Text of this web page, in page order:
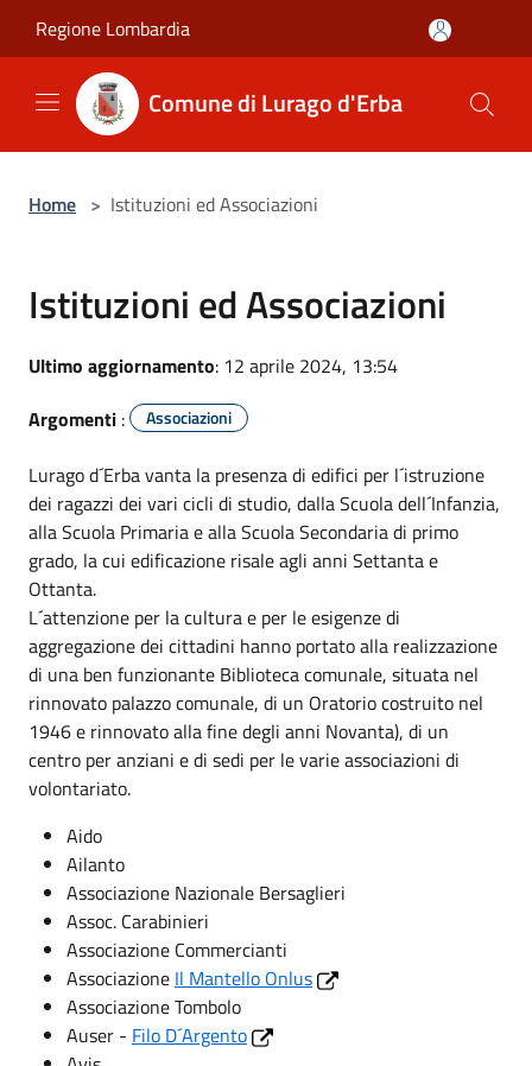
Regione Lombardia
Comune di Lurago d'Erba
Home > Istituzioni ed Associazioni
Istituzioni ed Associazioni
Ultimo aggiornamento: 12 aprile 2024, 13:54
Argomenti : Associazioni
Lurago d´Erba vanta la presenza di edifici per l´istruzione
dei ragazzi dei vari cicli di studio, dalla Scuola dell´Infanzia,
alla Scuola Primaria e alla Scuola Secondaria di primo
grado, la cui edificazione risale agli anni Settanta e
Ottanta.
L´attenzione per la cultura e per le esigenze di
aggregazione dei cittadini hanno portato alla realizzazione
di una ben funzionante Biblioteca comunale, situata nel
rinnovato palazzo comunale, di un Oratorio costruito nel
1946 e rinnovato alla fine degli anni Novanta), di un
centro per anziani e di sedi per le varie associazioni di
volontariato.
Aido
Ailanto
Associazione Nazionale Bersaglieri
Assoc. Carabinieri
Associazione Commercianti
Associazione Il Mantello Onlus
Associazione Tombolo
Auser - Filo D´Argento